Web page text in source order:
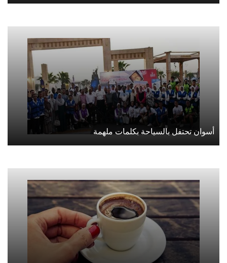
أسوان تحتفل بالسياحة بكلمات ملهمة